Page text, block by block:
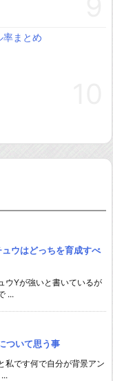
率まとめ
ュウはどっちを育成すべ
ウYが強いと書いているが
...
ついて思う事
私です何で自分が背景アン